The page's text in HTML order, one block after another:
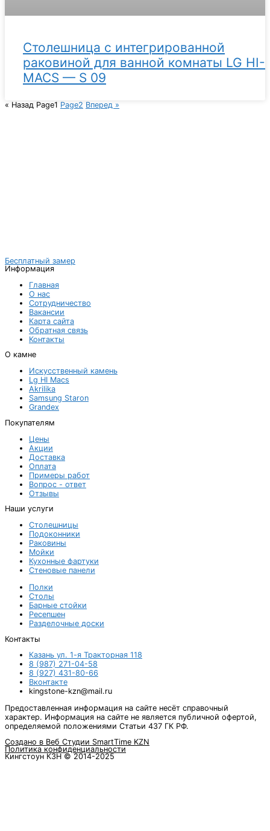
Столешница с интегрированной
раковиной для ванной комнаты LG HI-
MACS — S 09
« Назад Page1 Page2 Вперед »
Бесплатный замер
Информация
Главная
О нас
Сотрудничество
Вакансии
Карта сайта
Обратная связь
Контакты
О камне
Искусственный камень
Lg HI Macs
Akrilika
Samsung Staron
Grandex
Покупателям
Цены
Акции
Доставка
Оплата
Примеры работ
Вопрос - ответ
Отзывы
Наши услуги
Столешницы
Подоконники
Раковины
Мойки
Кухонные фартуки
Стеновые панели
Полки
Столы
Барные стойки
Ресепшен
Разделочные доски
Контакты
Казань ул. 1-я Тракторная 118
8 (987) 271-04-58
8 (927) 431-80-66
Вконтакте
kingstone-kzn@mail.ru
Предоставленная информация на сайте несёт справочный
характер. Информация на сайте не является публичной офертой,
определяемой положениями Статьи 437 ГК РФ.
Создано в Веб Студии SmartTime KZN
Политика конфиденциальности
Кингстоун КЗН © 2014-2025